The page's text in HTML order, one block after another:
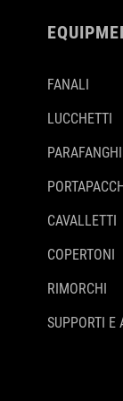
FANALI
LUCCHETTI
PARAFANGHI
CAVALLETTI
COPERTONI
RIMORCHI
SUPPORTI E